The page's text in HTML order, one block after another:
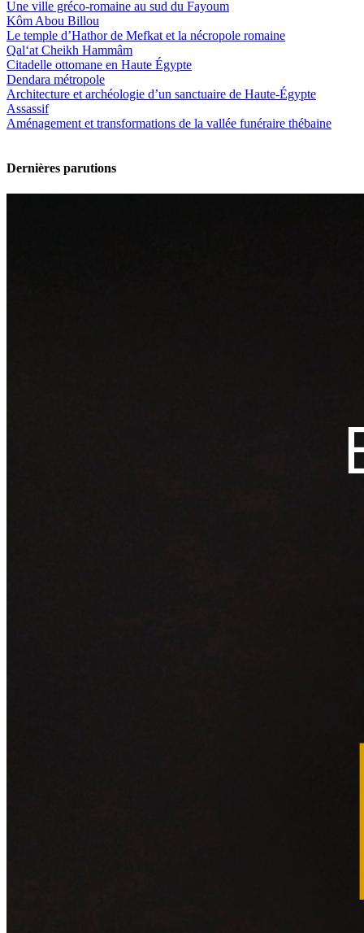
Une ville gréco-romaine au sud du Fayoum
Kôm Abou Billou
Le temple d’Hathor de Mefkat et la nécropole romaine
Qal‘at Cheikh Hammâm
Citadelle ottomane en Haute Égypte
Dendara métropole
Architecture et archéologie d’un sanctuaire de Haute-Égypte
Assassif
Aménagement et transformations de la vallée funéraire thébaine
Dernières parutions